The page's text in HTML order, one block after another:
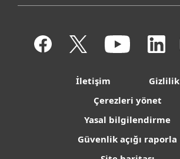
İletişim
Gizlilik
Çerezleri yönet
Yasal bilgilendirme
Güvenlik açığı raporla